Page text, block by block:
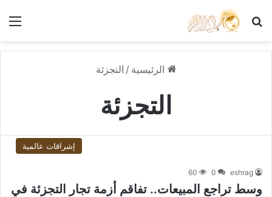
بحث عن
الرئيسية / التجزئة
التجزئة
إشراقات عالمية
eshrag
0
60
وسط تراجع المبيعات.. تفاقم أزمة تجار التجزئة في